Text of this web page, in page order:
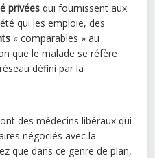
privées qui fournissent aux
qui les emploie, des
« comparables » au
que le malade se réfère
défini par la
des médecins libéraux qui
négociés avec la
que dans ce genre de plan,